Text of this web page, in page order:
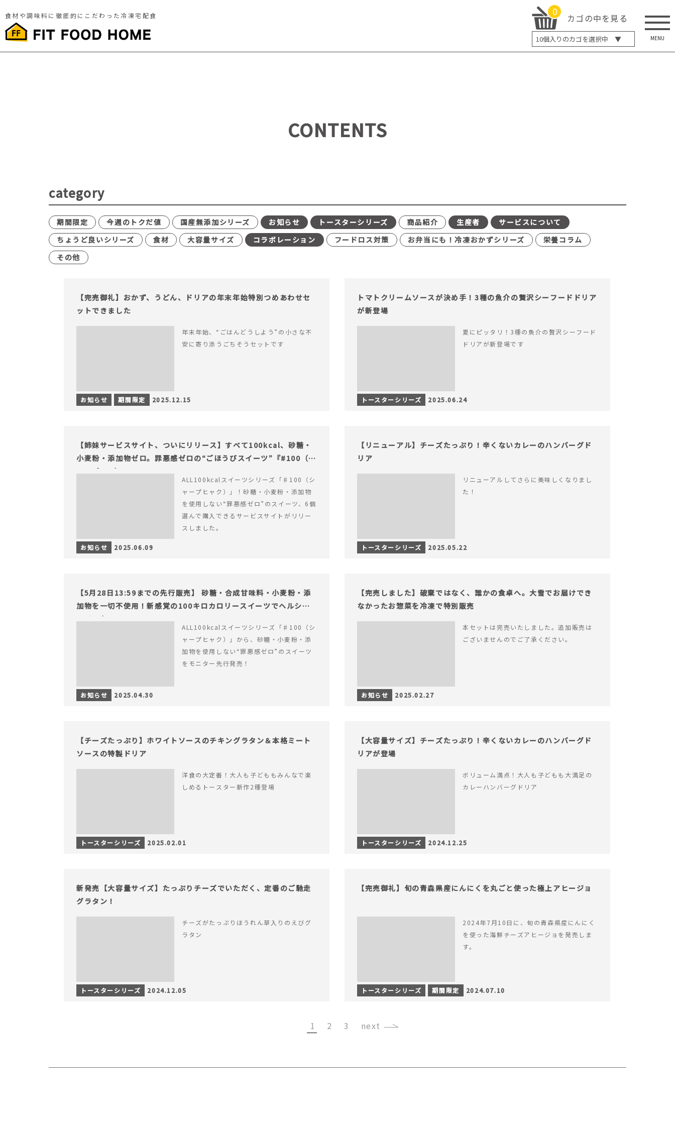
食材や調味料に徹底的にこだわった冷凍宅配食 0
カゴの中を見る
10個入りのカゴを選択中 ▼
5個入り
MENU
CONTENTS
category
期間限定 今週のトクだ値 国産無添加シリーズ お知らせ トースターシリーズ 商品紹介 生産者
サービスについて
ちょうど良いシリーズ
食材 大容量サイズ コラボレーション フードロス対策 お弁当にも！冷凍おかずシリーズ
栄養コラム
その他
【完売御礼】おかず、うどん、ドリアの年末年始特別つめあわせセ
ットできました
年末年始、“ごはんどうしよう”の小さな不
安に寄り添うごちそうセットです
お知らせ 期間限定 2025.12.15
トマトクリームソースが決め手！3種の魚介の贅沢シーフードドリア
が新登場
夏にピッタリ！3種の魚介の贅沢シーフード
ドリアが新登場です
トースターシリーズ 2025.06.24
【姉妹サービスサイト、ついにリリース】すべて100kcal、砂糖・
小麦粉・添加物ゼロ。罪悪感ゼロの“ごほうびスイーツ”『#100（シ
ャープ100）』
ALL100kcalスイーツシリーズ「♯100（シ
ャープヒャク）」！砂糖・小麦粉・添加物
を使用しない“罪悪感ゼロ”のスイーツ、6個
選んで購入できるサービスサイトがリリー
スしました。
お知らせ 2025.06.09
【リニューアル】チーズたっぷり！辛くないカレーのハンバーグド
リア
リニューアルしてさらに美味しくなりまし
た！
トースターシリーズ 2025.05.22
【5月28日13:59までの先行販売】 砂糖・合成甘味料・小麦粉・添
加物を一切不使用！新感覚の100キロカロリースイーツでヘルシー
ライフを。
ALL100kcalスイーツシリーズ「♯100（シ
ャープヒャク）」から、砂糖・小麦粉・添
加物を使用しない“罪悪感ゼロ”のスイーツ
をモニター先行発売！
お知らせ 2025.04.30
【完売しました】破棄ではなく、誰かの食卓へ。大雪でお届けでき
なかったお惣菜を冷凍で特別販売
本セットは完売いたしました。追加販売は
ございませんのでご了承ください。
お知らせ 2025.02.27
【チーズたっぷり】ホワイトソースのチキングラタン＆本格ミート
ソースの特製ドリア
洋食の大定番！大人も子どももみんなで楽
しめるトースター新作2種登場
トースターシリーズ 2025.02.01
【大容量サイズ】チーズたっぷり！辛くないカレーのハンバーグド
リアが登場
ボリューム満点！大人も子どもも大満足の
カレーハンバーグドリア
トースターシリーズ 2024.12.25
新発売【大容量サイズ】たっぷりチーズでいただく、定番のご馳走
グラタン！
チーズがたっぷりほうれん草入りのえびグ
ラタン
トースターシリーズ 2024.12.05
【完売御礼】旬の青森県産にんにくを丸ごと使った極上アヒージョ
2024年7月10日に、旬の青森県産にんにく
を使った海鮮チーズアヒージョを発売しま
す。
トースターシリーズ 期間限定 2024.07.10
1 2 3 ›